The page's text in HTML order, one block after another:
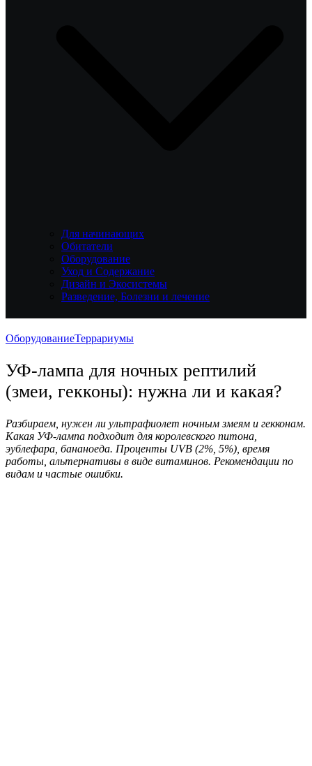
Для начинающих
Обитатели
Оборудование
Уход и Содержание
Дизайн и Экосистемы
Разведение, Болезни и лечение
ОборудованиеТеррариумы
УФ-лампа для ночных рептилий
(змеи, гекконы): нужна ли и какая?
Разбираем, нужен ли ультрафиолет ночным змеям и гекконам.
Какая УФ-лампа подходит для королевского питона,
эублефара, бананоеда. Проценты UVB (2%, 5%), время
работы, альтернативы в виде витаминов. Рекомендации по
видам и частые ошибки.